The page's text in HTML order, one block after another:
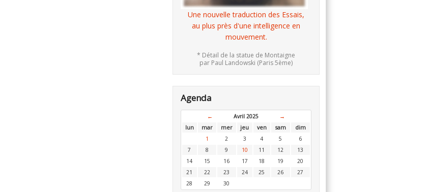
Une nouvelle traduction des Essais,
au plus près d'une intelligence en
mouvement.
* Détail de la statue de Montaigne
par Paul Landowski (Paris 5ème)
Agenda
← Avril 2025
→
lun
mar mer jeu ven sam
dim
1
2 3 4 5
6
7
8 9 10 11 12
13
14
15 16 17 18 19
20
21
22 23 24 25 26
27
28
29 30